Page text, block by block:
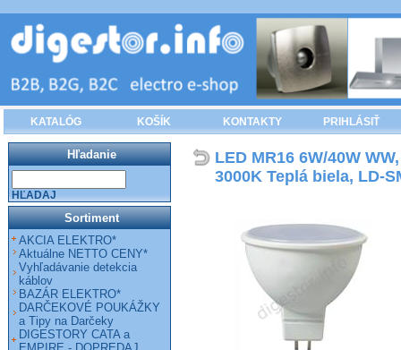
KATALÓG KOŠÍK KONTAKTY PRIHLÁSIŤ
LED MR16 6W/40W
3000K Teplá biela, LD-
Hľadanie
HĽADAJ
Sortiment
AKCIA ELEKTRO*
Aktuálne NETTO CENY*
Vyhľadávanie detekcia
káblov
BAZÁR ELEKTRO*
DARČEKOVÉ POUKÁŽKY
a Tipy na Darčeky
DIGESTORY CATA a